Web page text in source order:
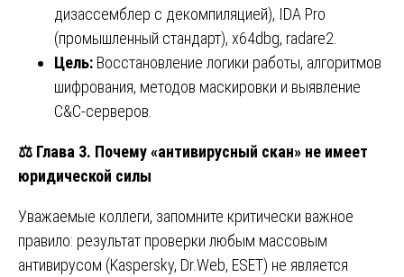
дизассемблер с декомпиляцией), IDA Pro
(промышленный стандарт), x64dbg, radare2.
Цель: Восстановление логики работы, алгоритмов
шифрования, методов маскировки и выявление
C&C-серверов.
⚖️ Глава 3. Почему «антивирусный скан» не имеет
юридической силы
Уважаемые коллеги, запомните критически важное
правило: результат проверки любым массовым
антивирусом (Kaspersky, Dr.Web, ESET) не является